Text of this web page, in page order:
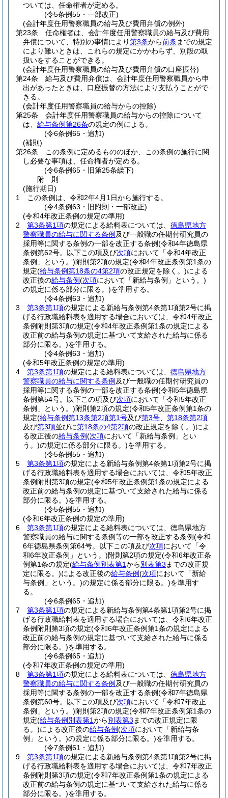
ついては、任命権者が定める。
(令5条例55・一部改正)
(会計年度任用警察職員の給与及び費用弁償の例外)
第23条
任命権者は、会計年度任用警察職員の給与及び費用
弁償について、特別の事情により第3条から前条 までの規定
により難いときは、これらの規定にかかわらず、別段の取
扱いをすることができる。
(会計年度任用警察職員の給与及び費用弁償の口座振替)
第24条
給与及び費用弁償は、会計年度任用警察職員から申
出があったときは、口座振替の方法により支払うことがで
きる。
(会計年度任用警察職員の給与からの控除)
第25条
会計年度任用警察職員の給与からの控除について
は、 給与条例第26条の規定の例による。
(令6条例65・追加)
(補則)
第26条
この条例に定めるもののほか、この条例の施行に関
し必要な事項は、任命権者が定める。
(令6条例65・旧第25条繰下)
附 則
(施行期日)
1
この条例は、令和2年4月1日から施行する。
(令4条例63・旧附則・一部改正)
(令和4年改正条例の規定の準用)
2
第3条第1項の規定による給料表については、 徳島県地方
警察職員の給与に関する条例 及び一般職の任期付研究員の
採用等に関する条例の一部を改正する条例(令和4年徳島県
条例第62号。以下この項及び次項において「令和4年改正
条例」という。)附則第2項の規定(令和4年改正条例第1条の
規定(給与条例第18条の4第2項の改正規定を除く。)による
改正後の給与条例(次項において「新給与条例」という。)
の規定に係る部分に限る。)を準用する。
(令4条例63・追加)
3
第3条第1項の規定による新給与条例第4条第1項第2号に掲
げる行政職給料表を適用する場合においては、令和4年改正
条例附則第3項の規定(令和4年改正条例第1条の規定による
改正前の給与条例の規定に基づいて支給された給与に係る
部分に限る。)を準用する。
(令4条例63・追加)
(令和5年改正条例の規定の準用)
4
第3条第1項の規定による給料表については、 徳島県地方
警察職員の給与に関する条例 及び一般職の任期付研究員の
採用等に関する条例の一部を改正する条例(令和5年徳島県
条例第54号。以下この項及び次項において「令和5年改正
条例」という。)附則第2項の規定(令和5年改正条例第1条の
規定(給与条例第13条第2項第1号及び第3号
第18条第2項
及び第3項並びに第18条の4第2項の改正規定を除く。)によ
る改正後の給与条例(次項において「新給与条例」とい
う。)の規定に係る部分に限る。)を準用する。
(令5条例55・追加)
5
第3条第1項の規定による新給与条例第4条第1項第2号に掲
げる行政職給料表を適用する場合においては、令和5年改正
条例附則第3項の規定(令和5年改正条例第1条の規定による
改正前の給与条例の規定に基づいて支給された給与に係る
部分に限る。)を準用する。
(令5条例55・追加)
(令和6年改正条例の規定の準用)
6
第3条第1項の規定による給料表については、徳島県地方
警察職員の給与に関する条例等の一部を改正する条例(令和
6年徳島県条例第64号。以下この項及び次項において「令
和6年改正条例」という。)附則第2項の規定(令和6年改正条
例第1条の規定(給与条例別表第1から別表第3 までの改正規
定に限る。)による改正後の給与条例(次項において「新給
与条例」という。)の規定に係る部分に限る。)を準用す
る。
(令6条例65・追加)
7
第3条第1項の規定による新給与条例第4条第1項第2号に掲
げる行政職給料表を適用する場合においては、令和6年改正
条例附則第3項の規定(令和6年改正条例第1条の規定による
改正前の給与条例の規定に基づいて支給された給与に係る
部分に限る。)を準用する。
(令6条例65・追加)
(令和7年改正条例の規定の準用)
8
第3条第1項の規定による給料表については、 徳島県地方
警察職員の給与に関する条例 及び一般職の任期付研究員の
採用等に関する条例の一部を改正する条例(令和7年徳島県
条例第60号。以下この項及び次項において「令和7年改正
条例」という。)附則第2項の規定(令和7年改正条例第1条の
規定(給与条例別表第1から別表第3 までの改正規定に限
る。)による改正後の給与条例(次項において「新給与条
例」という。)の規定に係る部分に限る。)を準用する。
(令7条例61・追加)
9
第3条第1項の規定による新給与条例第4条第1項第2号に掲
げる行政職給料表を適用する場合においては、令和7年改正
条例附則第3項の規定(令和7年改正条例第1条の規定による
改正前の給与条例の規定に基づいて支給された給与に係る
部分に限る。)を準用する。